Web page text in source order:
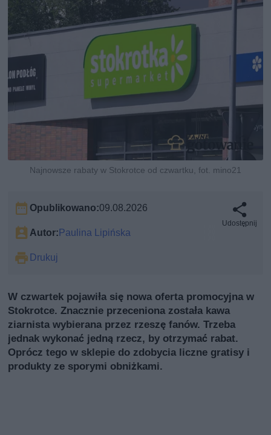
Najnowsze rabaty w Stokrotce od czwartku, fot. mino21
Opublikowano:09.08.2026
Autor: Paulina Lipińska
Drukuj
Udostępnij
W czwartek pojawiła się nowa oferta promocyjna w
Stokrotce. Znacznie przeceniona została kawa
ziarnista wybierana przez rzeszę fanów. Trzeba
jednak wykonać jedną rzecz, by otrzymać rabat.
Oprócz tego w sklepie do zdobycia liczne gratisy i
produkty ze sporymi obniżkami.